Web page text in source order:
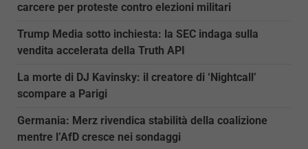
carcere per proteste contro elezioni militari
Trump Media sotto inchiesta: la SEC indaga sulla
vendita accelerata della Truth API
La morte di DJ Kavinsky: il creatore di ‘Nightcall’
scompare a Parigi
Germania: Merz rivendica stabilità della coalizione
mentre l’AfD cresce nei sondaggi